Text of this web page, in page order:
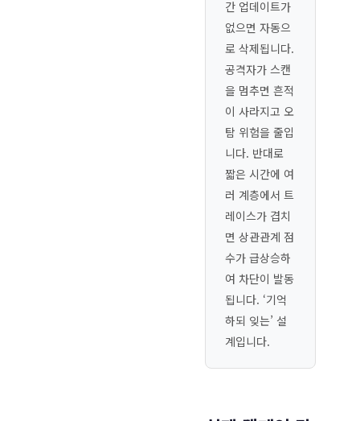
간 업데이트가
없으면 자동으
로 삭제됩니다.
공격자가 스캔
을 멈추면 흔적
이 사라지고 오
탐 위험을 줄입
니다. 반대로
짧은 시간에 여
러 계층에서 트
레이스가 겹치
면 상관관계 점
수가 급상승하
여 차단이 발동
됩니다. ‘기억
하되 잊는’ 설
계입니다.